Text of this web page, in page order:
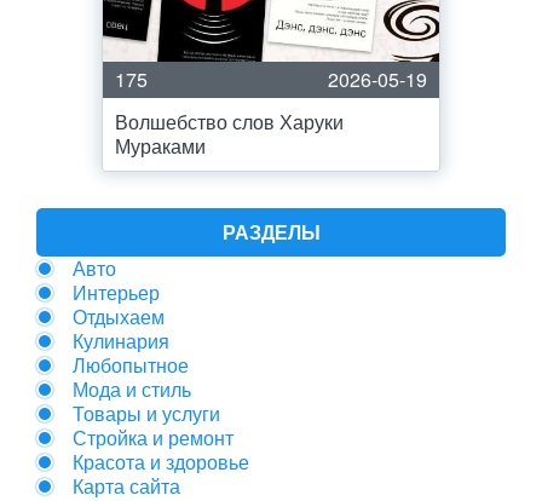
175
2026-05-19
Волшебство слов Харуки
Мураками
РАЗДЕЛЫ
Авто
Интерьер
Отдыхаем
Кулинария
Любопытное
Мода и стиль
Товары и услуги
Стройка и ремонт
Красота и здоровье
Карта сайта